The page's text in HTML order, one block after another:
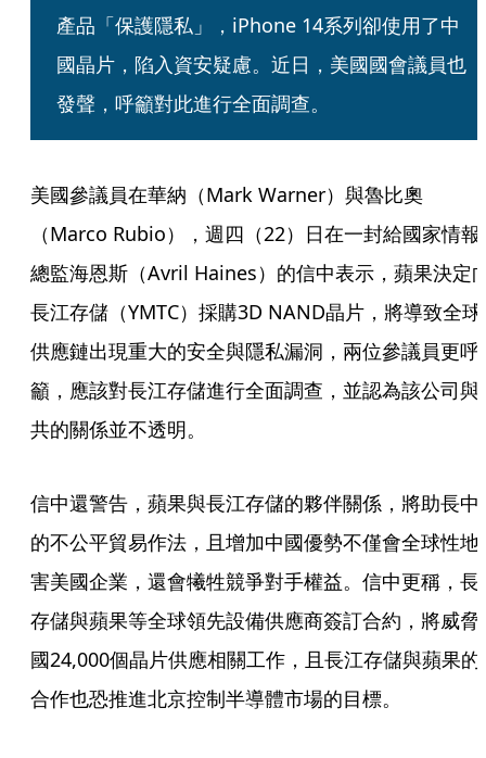
產品「保護隱私」，iPhone 14系列卻使用了中
國晶片，陷入資安疑慮。近日，美國國會議員也
發聲，呼籲對此進行全面調查。
美國參議員在華納（Mark Warner）與魯比奧
（Marco Rubio），週四（22）日在一封給國家情報
總監海恩斯（Avril Haines）的信中表示，蘋果決定
長江存儲（YMTC）採購3D NAND晶片，將導致全球
供應鏈出現重大的安全與隱私漏洞，兩位參議員更呼
籲，應該對長江存儲進行全面調查，並認為該公司與
共的關係並不透明。
信中還警告，蘋果與長江存儲的夥伴關係，將助長中
的不公平貿易作法，且增加中國優勢不僅會全球性地
害美國企業，還會犧牲競爭對手權益。信中更稱，長
存儲與蘋果等全球領先設備供應商簽訂合約，將威脅
國24,000個晶片供應相關工作，且長江存儲與蘋果的
合作也恐推進北京控制半導體市場的目標。